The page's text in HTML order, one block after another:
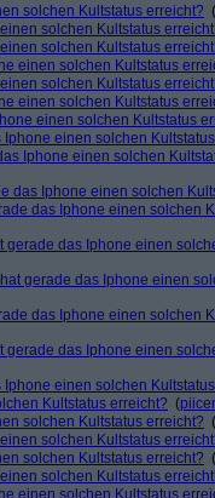
solchen Kultstatus erreicht? (
solchen Kultstatus
solchen Kultstatus
einen solchen Kultstatus
solchen Kultstatus
einen solchen Kultstatus
einen solchen Kultstatus
Iphone einen solchen
Iphone einen solchen
das Iphone einen solchen
das Iphone einen solchen
gerade das Iphone einen
gerade das Iphone einen
das Iphone einen solchen
gerade das Iphone einen
Iphone einen solchen
Kultstatus erreicht? (
solchen Kultstatus erreicht? (
solchen Kultstatus
solchen Kultstatus erreicht? (
solchen Kultstatus
einen solchen Kultstatus